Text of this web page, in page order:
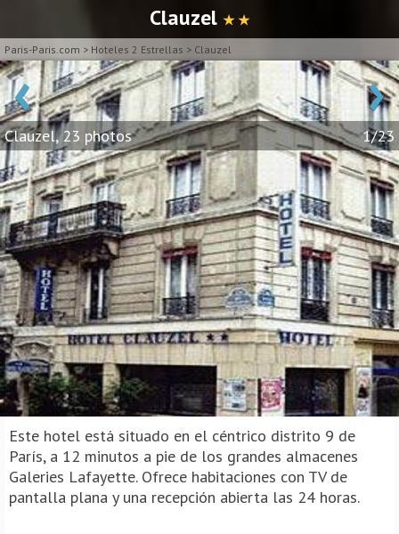
Clauzel ★ ★
Paris-Paris.com > Hoteles 2 Estrellas > Clauzel
‹ ›
Clauzel, 23 photos 1/23
Este hotel está situado en el céntrico distrito 9 de
París, a 12 minutos a pie de los grandes almacenes
Galeries Lafayette. Ofrece habitaciones con TV de
pantalla plana y una recepción abierta las 24 horas.